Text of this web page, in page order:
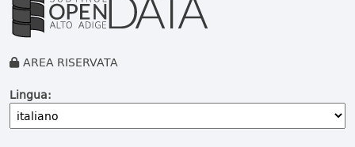
AREA RISERVATA
Lingua